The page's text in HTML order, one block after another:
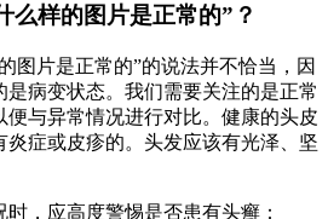
么样的图片是正常的”？
图片是正常的”的说法并不恰当，因
是病变状态。我们需要关注的是正常
便与异常情况进行对比。健康的头皮
炎症或皮疹的。头发应该有光泽、坚
，应高度警惕是否患有头癣：